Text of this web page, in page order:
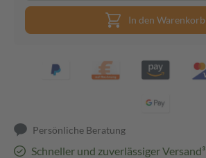
In den Warenkorb
Persönliche Beratung
Schneller und zuverlässiger Versand³